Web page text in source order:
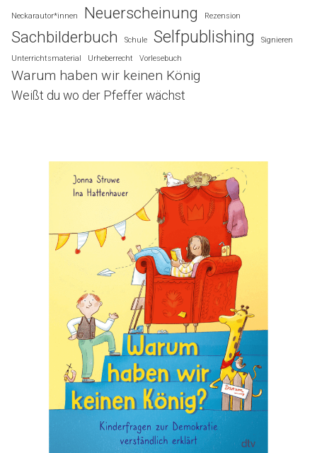
Neckarautor*innen Neuerscheinung Rezension
Sachbilderbuch Schule Selfpublishing
Signieren
Unterrichtsmaterial
Urheberrecht Vorlesebuch
Warum haben wir keinen König
Weißt du wo der Pfeffer wächst